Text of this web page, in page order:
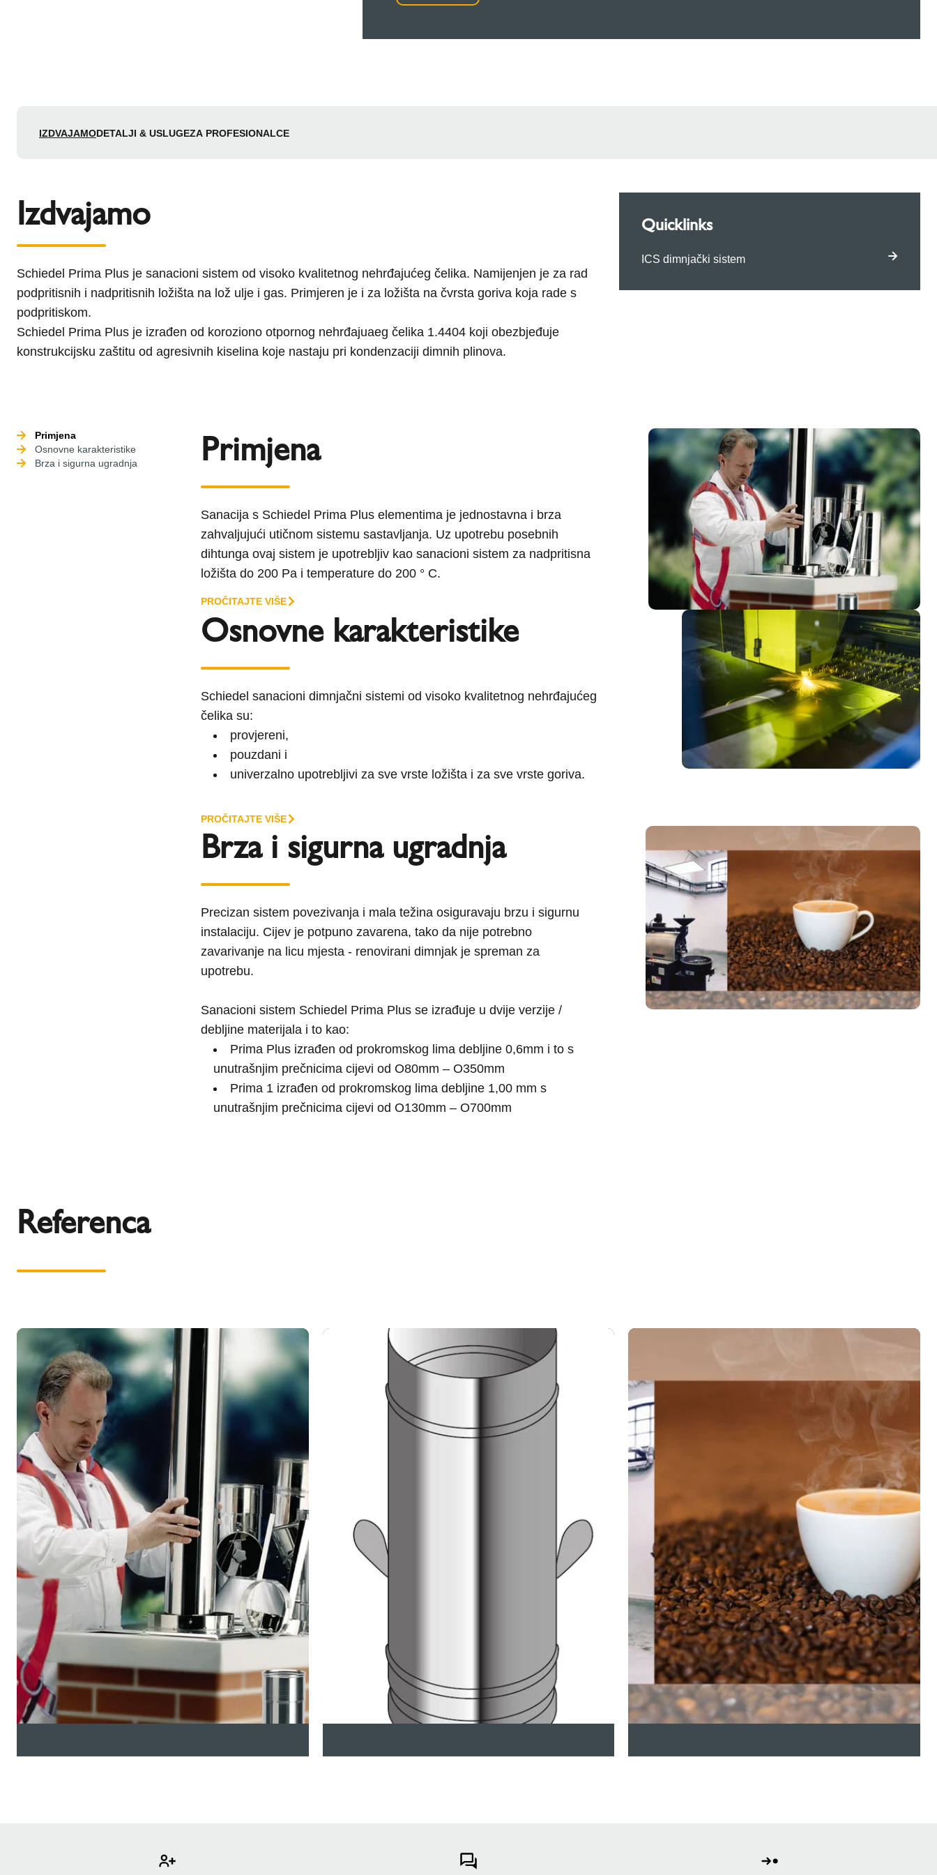
IZDVAJAMODETALJI & USLUGEZA PROFESIONALCE
Izdvajamo
Schiedel Prima Plus je sanacioni sistem od visoko kvalitetnog nehrđajućeg čelika. Namijenjen je za rad
podpritisnih i nadpritisnih ložišta na lož ulje i gas. Primjeren je i za ložišta na čvrsta goriva koja rade s
podpritiskom.
Schiedel Prima Plus je izrađen od koroziono otpornog nehrđajuaeg čelika 1.4404 koji obezbjeđuje
konstrukcijsku zaštitu od agresivnih kiselina koje nastaju pri kondenzaciji dimnih plinova.
Quicklinks
ICS dimnjački sistem
Primjena
Osnovne karakteristike
Brza i sigurna ugradnja
Primjena
Sanacija s Schiedel Prima Plus elementima je jednostavna i brza
zahvaljujući utičnom sistemu sastavljanja. Uz upotrebu posebnih
dihtunga ovaj sistem je upotrebljiv kao sanacioni sistem za nadpritisna
ložišta do 200 Pa i temperature do 200 ° C.
PROČITAJTE VIŠE
Osnovne karakteristike
Schiedel sanacioni dimnjačni sistemi od visoko kvalitetnog nehrđajućeg
čelika su:
provjereni,
pouzdani i
univerzalno upotrebljivi za sve vrste ložišta i za sve vrste goriva.
PROČITAJTE VIŠE
Brza i sigurna ugradnja
Precizan sistem povezivanja i mala težina osiguravaju brzu i sigurnu
instalaciju. Cijev je potpuno zavarena, tako da nije potrebno
zavarivanje na licu mjesta - renovirani dimnjak je spreman za
upotrebu.
Sanacioni sistem Schiedel Prima Plus se izrađuje u dvije verzije /
debljine materijala i to kao:
Prima Plus izrađen od prokromskog lima debljine 0,6mm i to s
unutrašnjim prečnicima cijevi od O80mm – O350mm
Prima 1 izrađen od prokromskog lima debljine 1,00 mm s
unutrašnjim prečnicima cijevi od O130mm – O700mm
Referenca